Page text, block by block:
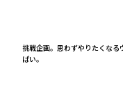
挑戦企画。思わずやりたくなる
ぱい。